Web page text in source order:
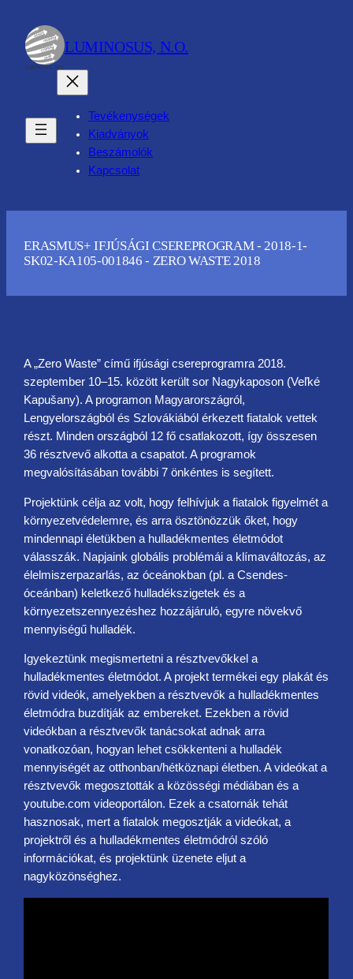
tartalomhozLUMINOSUS, N.O.
Tevékenységek
Kiadványok
Beszámolók
Kapcsolat
ERASMUS+ IFJÚSÁGI CSEREPROGRAM - 2018-1-
SK02-KA105-001846 - ZERO WASTE 2018
A „Zero Waste” című ifjúsági csereprogramra 2018.
szeptember 10–15. között került sor Nagykaposon (Veľké
Kapušany). A programon Magyarországról,
Lengyelországból és Szlovákiából érkezett fiatalok vettek
részt. Minden országból 12 fő csatlakozott, így összesen
36 résztvevő alkotta a csapatot. A programok
megvalósításában további 7 önkéntes is segített.
Projektünk célja az volt, hogy felhívjuk a fiatalok figyelmét a
környezetvédelemre, és arra ösztönözzük őket, hogy
mindennapi életükben a hulladékmentes életmódot
válasszák. Napjaink globális problémái a klímaváltozás, az
élelmiszerpazarlás, az óceánokban (pl. a Csendes-
óceánban) keletkező hulladékszigetek és a
környezetszennyezéshez hozzájáruló, egyre növekvő
mennyiségű hulladék.
Igyekeztünk megismertetni a résztvevőkkel a
hulladékmentes életmódot. A projekt termékei egy plakát és
rövid videók, amelyekben a résztvevők a hulladékmentes
életmódra buzdítják az embereket. Ezekben a rövid
videókban a résztvevők tanácsokat adnak arra
vonatkozóan, hogyan lehet csökkenteni a hulladék
mennyiségét az otthonban/hétköznapi életben. A videókat a
résztvevők megosztották a közösségi médiában és a
youtube.com videoportálon. Ezek a csatornák tehát
hasznosak, mert a fiatalok megosztják a videókat, a
projektről és a hulladékmentes életmódról szóló
információkat, és projektünk üzenete eljut a
nagyközönséghez.